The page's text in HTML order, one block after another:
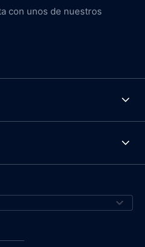
con unos de nuestros